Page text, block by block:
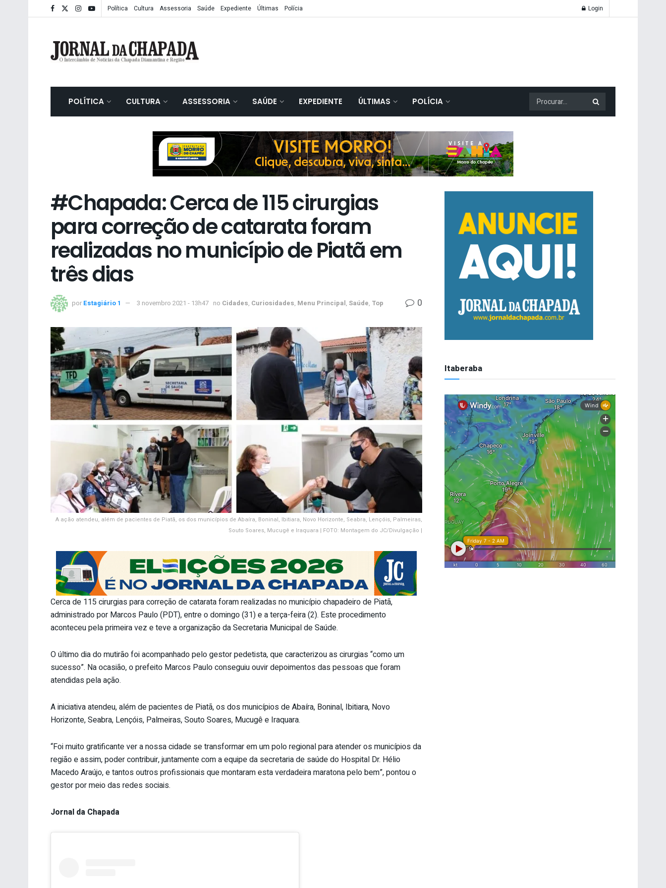
Política Cultura Assessoria Saúde Expediente Últimas Polícia Login
POLÍTICA CULTURA ASSESSORIA SAÚDE EXPEDIENTE ÚLTIMAS POLÍCIA
#Chapada: Cerca de 115 cirurgias
para correção de catarata foram
realizadas no município de Piatã em
três dias
por Estagiário 1 3 novembro 2021 - 13h47 no Cidades, Curiosidades, Menu Principal, Saúde, Top 0
A ação atendeu, além de pacientes de Piatã, os dos municípios de Abaíra, Boninal, Ibitiara, Novo Horizonte, Seabra, Lençóis, Palmeiras,
Souto Soares, Mucugê e Iraquara | FOTO: Montagem do JC/Divulgação |
Cerca de 115 cirurgias para correção de catarata foram realizadas no município chapadeiro de Piatã,
administrado por Marcos Paulo (PDT), entre o domingo (31) e a terça-feira (2). Este procedimento
aconteceu pela primeira vez e teve a organização da Secretaria Municipal de Saúde.
O último dia do mutirão foi acompanhado pelo gestor pedetista, que caracterizou as cirurgias “como um
sucesso”. Na ocasião, o prefeito Marcos Paulo conseguiu ouvir depoimentos das pessoas que foram
atendidas pela ação.
A iniciativa atendeu, além de pacientes de Piatã, os dos municípios de Abaíra, Boninal, Ibitiara, Novo
Horizonte, Seabra, Lençóis, Palmeiras, Souto Soares, Mucugê e Iraquara.
“Foi muito gratificante ver a nossa cidade se transformar em um polo regional para atender os municípios da
região e assim, poder contribuir, juntamente com a equipe da secretaria de saúde do Hospital Dr. Hélio
Macedo Araújo, e tantos outros profissionais que montaram esta verdadeira maratona pelo bem”, pontou o
gestor por meio das redes sociais.
Jornal da Chapada
Itaberaba